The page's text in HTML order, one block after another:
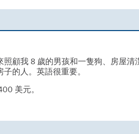
照顧我 8 歲的男孩和一隻狗、房屋
的人。英語很重要。
美元。